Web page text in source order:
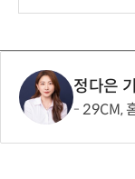
정다은
29CM, 홈·